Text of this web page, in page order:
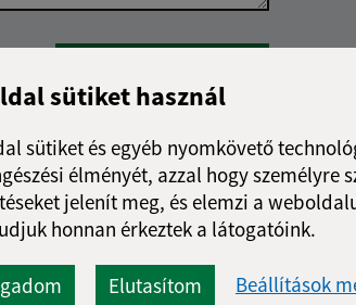
sütiket használ
sütiket és egyéb nyomkövető
élményét, azzal hogy
jelenít meg, és elemzi a
honnan érkeztek a látogatóink.
Elutasítom Beállítások